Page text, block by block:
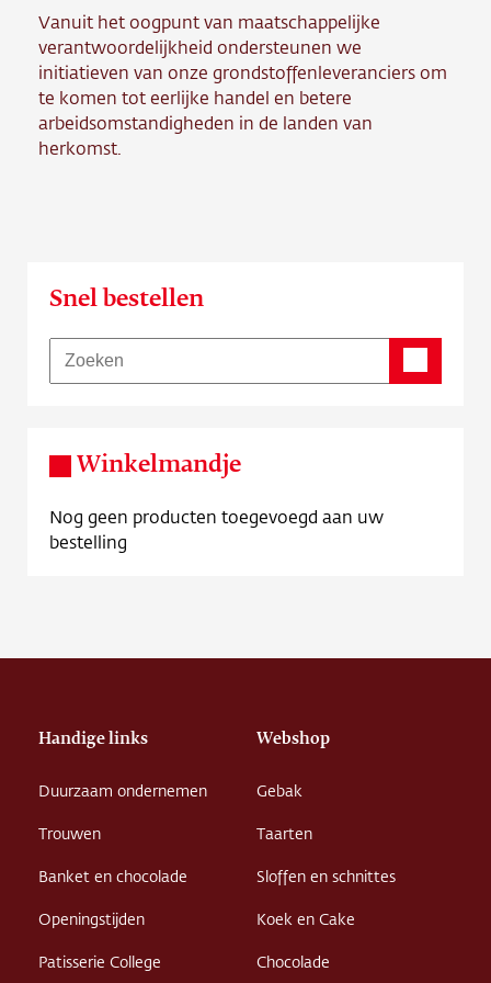
Contact
Vacature
Vanuit het oogpunt van maatschappelijke
verantwoordelijkheid ondersteunen we
initiatieven van onze grondstoffenleveranciers om
te komen tot eerlijke handel en betere
arbeidsomstandigheden in de landen van
herkomst.
Snel bestellen
Winkelmandje
Nog geen producten toegevoegd aan uw
bestelling
Handige links
Duurzaam ondernemen
Trouwen
Banket en chocolade
Openingstijden
Patisserie College
Webshop
Gebak
Taarten
Sloffen en schnittes
Koek en Cake
Chocolade